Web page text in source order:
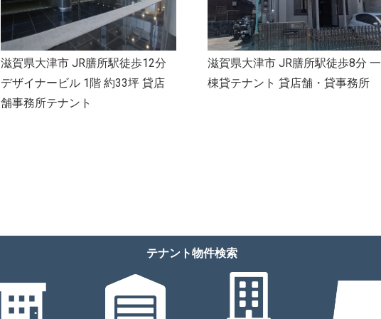
滋賀県大津市 JR膳所駅徒歩12分
デザイナービル 1階 約33坪 貸店
舗事務所テナント
滋賀県大津市 JR膳所駅徒歩8分 一
棟貸テナント 貸店舗・貸事務所
テナント物件検索